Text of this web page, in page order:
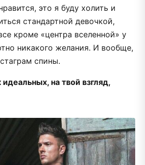
это я буду холить и
стандартной девочкой,
кроме «центра вселенной» у
никакого желания. И вообще,
спины.
на твой взгляд,